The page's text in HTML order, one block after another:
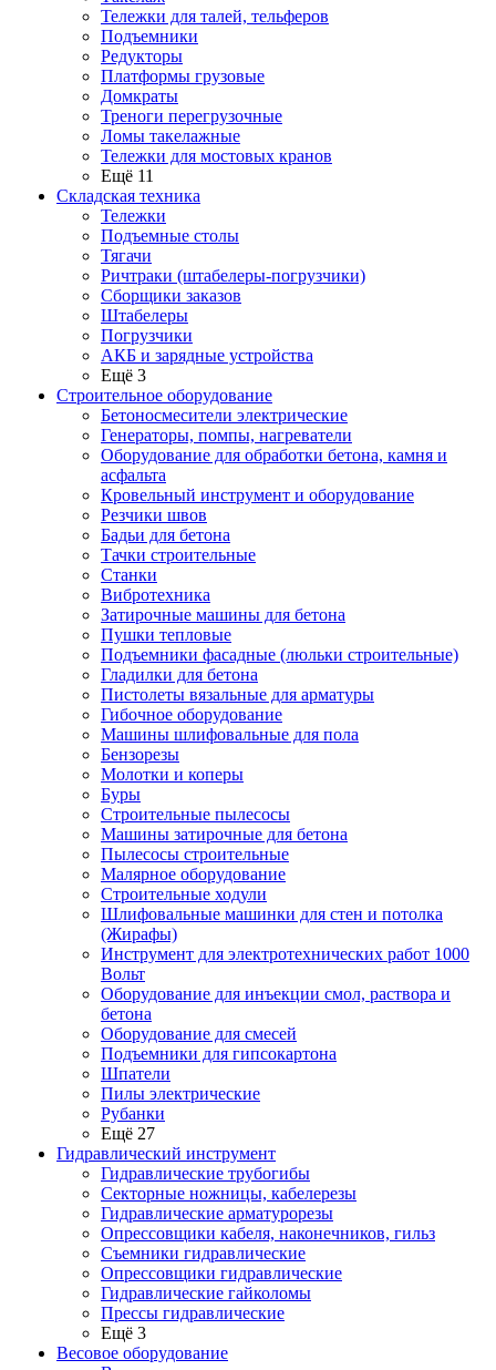
Тележки для талей, тельферов
Подъемники
Редукторы
Платформы грузовые
Домкраты
Треноги перегрузочные
Ломы такелажные
Тележки для мостовых кранов
Ещё 11
Складская техника
Тележки
Подъемные столы
Тягачи
Ричтраки (штабелеры-погрузчики)
Сборщики заказов
Штабелеры
Погрузчики
АКБ и зарядные устройства
Ещё 3
Строительное оборудование
Бетоносмесители электрические
Генераторы, помпы, нагреватели
Оборудование для обработки бетона, камня и
асфальта
Кровельный инструмент и оборудование
Резчики швов
Бадьи для бетона
Тачки строительные
Станки
Вибротехника
Затирочные машины для бетона
Пушки тепловые
Подъемники фасадные (люльки строительные)
Гладилки для бетона
Пистолеты вязальные для арматуры
Гибочное оборудование
Машины шлифовальные для пола
Бензорезы
Молотки и коперы
Буры
Строительные пылесосы
Машины затирочные для бетона
Пылесосы строительные
Малярное оборудование
Строительные ходули
Шлифовальные машинки для стен и потолка
(Жирафы)
Инструмент для электротехнических работ 1000
Вольт
Оборудование для инъекции смол, раствора и
бетона
Оборудование для смесей
Подъемники для гипсокартона
Шпатели
Пилы электрические
Рубанки
Ещё 27
Гидравлический инструмент
Гидравлические трубогибы
Секторные ножницы, кабелерезы
Гидравлические арматурорезы
Опрессовщики кабеля, наконечников, гильз
Съемники гидравлические
Опрессовщики гидравлические
Гидравлические гайколомы
Прессы гидравлические
Ещё 3
Весовое оборудование